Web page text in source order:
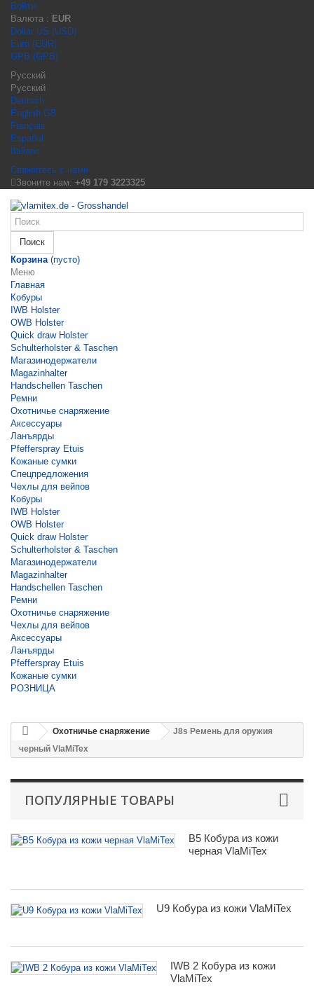
Войти
Валюта : EUR
Dollar US (USD)
Euro (EUR)
GPB (GPB)
Русский
Русский
Deutsch
English GB
Français
Español
Italiano
Свяжитесь с нами
Звоните нам: +49 179 3223325
Поиск
Корзина (пусто)
Меню
Главная
Кобуры
IWB Holster
OWB Holster
Quick draw Holster
Schulterholster & Taschen
Магазинодержатели
Magazinhalter
Handschellen Taschen
Ремни
Охотничье снаряжение
Аксессуары
Ланъярды
Pfefferspray Etuis
Кожаные сумки
Спецпредложения
Чехлы для вейпов
Кобуры
IWB Holster
OWB Holster
Quick draw Holster
Schulterholster & Taschen
Магазинодержатели
Magazinhalter
Handschellen Taschen
Ремни
Охотничье снаряжение
Чехлы для вейпов
Аксессуары
Ланъярды
Pfefferspray Etuis
Кожаные сумки
РОЗНИЦА
Охотничье снаряжение
J8s Ремень для оружия
черный VlaMiTex
ПОПУЛЯРНЫЕ ТОВАРЫ
B5 Кобура из кожи
черная VlaMiTex
U9 Кобура из кожи VlaMiTex
IWB 2 Кобура из кожи
VlaMiTex